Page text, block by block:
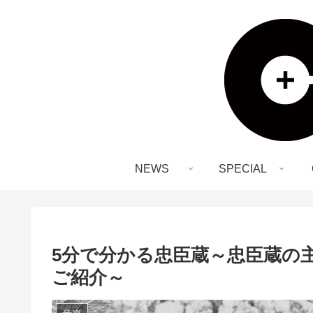
NEWS SPECIAL
5分で分かる忠臣蔵～忠臣蔵の
ご紹介～